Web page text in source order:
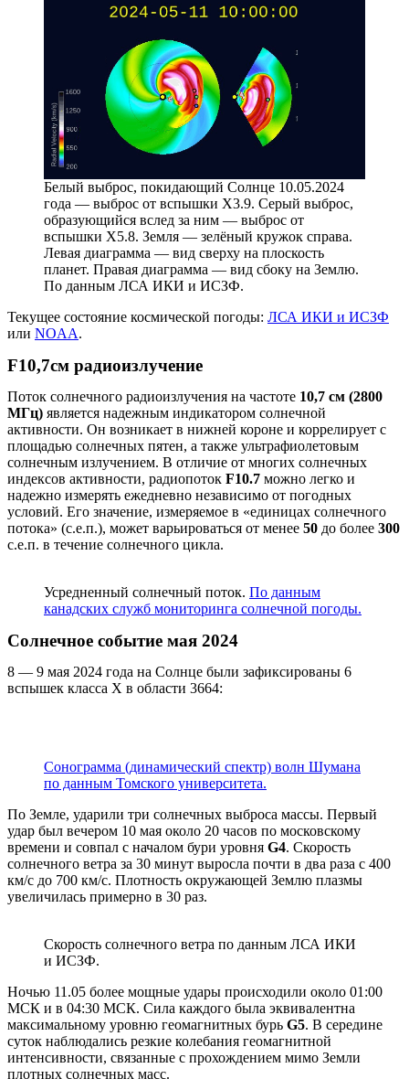
Белый выброс, покидающий Солнце 10.05.2024
года — выброс от вспышки X3.9. Серый выброс,
образующийся вслед за ним — выброс от
вспышки X5.8. Земля — зелёный кружок справа.
Левая диаграмма — вид сверху на плоскость
планет. Правая диаграмма — вид сбоку на Землю.
По данным ЛСА ИКИ и ИСЗФ.
Текущее состояние космической погоды: ЛСА ИКИ и ИСЗФ
или NOAA.
F10,7см радиоизлучение
Поток солнечного радиоизлучения на частоте 10,7 см (2800
МГц) является надежным индикатором солнечной
активности. Он возникает в нижней короне и коррелирует с
площадью солнечных пятен, а также ультрафиолетовым
солнечным излучением. В отличие от многих солнечных
индексов активности, радиопоток F10.7 можно легко и
надежно измерять ежедневно независимо от погодных
условий. Его значение, измеряемое в «единицах солнечного
потока» (с.е.п.), может варьироваться от менее 50 до более 300
с.е.п. в течение солнечного цикла.
Усредненный солнечный поток. По данным
канадских служб мониторинга солнечной погоды.
Солнечное событие мая 2024
8 — 9 мая 2024 года на Солнце были зафиксированы 6
вспышек класса Х в области 3664:
Сонограмма (динамический спектр) волн Шумана
по данным Томского университета.
По Земле, ударили три солнечных выброса массы. Первый
удар был вечером 10 мая около 20 часов по московскому
времени и совпал с началом бури уровня G4. Скорость
солнечного ветра за 30 минут выросла почти в два раза с 400
км/с до 700 км/с. Плотность окружающей Землю плазмы
увеличилась примерно в 30 раз.
Скорость солнечного ветра по данным ЛСА ИКИ
и ИСЗФ.
Ночью 11.05 более мощные удары происходили около 01:00
МСК и в 04:30 МСК. Сила каждого была эквивалентна
максимальному уровню геомагнитных бурь G5. В середине
суток наблюдались резкие колебания геомагнитной
интенсивности, связанные с прохождением мимо Земли
плотных солнечных масс.